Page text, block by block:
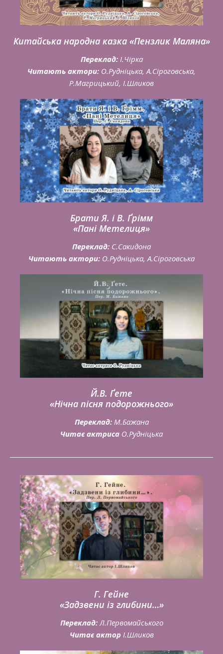
Китайська народна казка «Пензлик Маляна»
Переклад:І.Чірка
Читають актори: О.Рудніцька, А.Сіроговська,
Р.Магрицький, І.Шликов
Брати Я. і В. Ґрімм
«Пані Метелиця»
Переклад: С.Сакидона
Читають актори: О.Рудніцька, А.Сіроговська
Й.В. Ґете
«Нічна пісня подорожнього»
Переклад:М.Бажана
Читає актриса О.Рудніцька
Г. Гейне
«Задзвени із глибини…»
Переклад:Л.Первомайського
Читає акторІ.Шликов